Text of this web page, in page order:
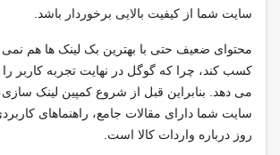
سایت شما از کیفیت بالایی برخوردار باشد.
محتوای ضعیف حتی با بهترین بک لینک ها هم نمی
کسب کند، چرا که گوگل در نهایت تجربه کاربر را
می دهد. بنابراین قبل از شروع کمپین لینک
سایت شما دارای مقالات جامع، راهنماهای
روز درباره واردات کالا است.